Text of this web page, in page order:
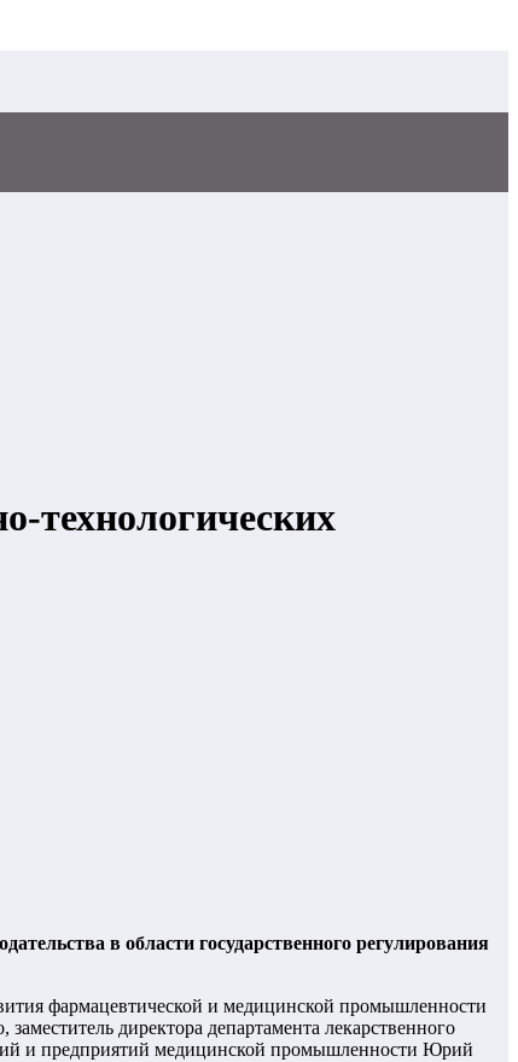
технологических
в области государственного регулирования
фармацевтической и медицинской промышленности
директора департамента лекарственного
и предприятий медицинской промышленности Юрий